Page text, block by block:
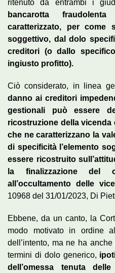
ritenuto da entrambi i
bancarotta
caratterizzato, per
soggettivo, dal dolo
creditori (o dallo
ingiusto profitto).
Ciò considerato, in linea
danno ai creditori
gestionali può essere
ricostruzione della vicenda
che ne caratterizzano la
di specificità l’elemento
essere ricostruito
la finalizzazione del
all’occultamento delle
10968 del 31/01/2023, Di
Ebbene, da un canto, la
modo motivato in ordine
dell’intento, ma ne ha
termini di dolo generico,
dell’omessa tenuta